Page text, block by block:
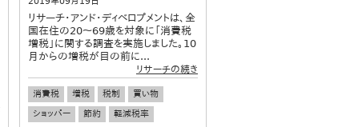
リサーチ・アンド・ディベロプメントは、全
国在住の20～69歳を対象に「消費税
増税」に関する調査を実施しました。10
月からの増税が目の前に...
リサーチの続き
消費税 増税 税制
買い物
ショッパー
節約 軽減税率